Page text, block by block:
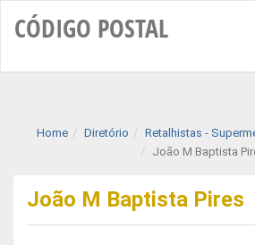
CÓDIGO POSTAL
Home Diretório
Retalhistas -
João M Baptista
João M Baptista Pires